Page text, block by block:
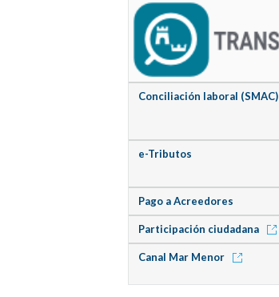
Conciliación laboral (SMAC)
e-Tributos
Pago a Acreedores
Participación ciudadana
Canal Mar Menor